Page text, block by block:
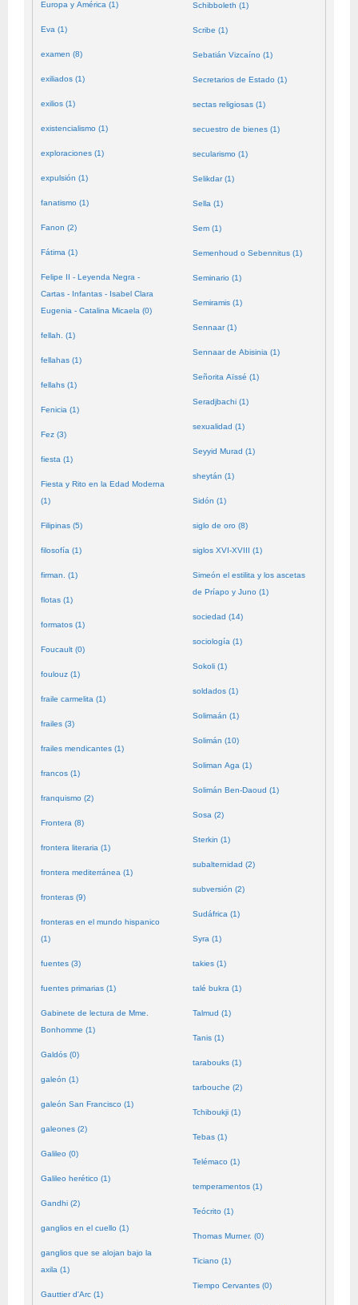
Europa y América (1)
Eva (1)
examen (8)
exiliados (1)
exilios (1)
existencialismo (1)
exploraciones (1)
expulsión (1)
fanatismo (1)
Fanon (2)
Fátima (1)
Felipe II - Leyenda Negra -
Cartas - Infantas - Isabel Clara
Eugenia - Catalina Micaela (0)
fellah. (1)
fellahas (1)
fellahs (1)
Fenicia (1)
Fez (3)
fiesta (1)
Fiesta y Rito en la Edad Moderna
(1)
Filipinas (5)
filosofía (1)
firman. (1)
flotas (1)
formatos (1)
Foucault (0)
foulouz (1)
fraile carmelita (1)
frailes (3)
frailes mendicantes (1)
francos (1)
franquismo (2)
Frontera (8)
frontera literaria (1)
frontera mediterránea (1)
fronteras (9)
fronteras en el mundo hispanico
(1)
fuentes (3)
fuentes primarias (1)
Gabinete de lectura de Mme.
Bonhomme (1)
Galdós (0)
galeón (1)
galeón San Francisco (1)
galeones (2)
Galileo (0)
Galileo herético (1)
Gandhi (2)
ganglios en el cuello (1)
ganglios que se alojan bajo la
axila (1)
Gauttier d'Arc (1)
Schibboleth (1)
Scribe (1)
Sebatián Vizcaíno (1)
Secretarios de Estado (1)
sectas religiosas (1)
secuestro de bienes (1)
secularismo (1)
Selikdar (1)
Sella (1)
Sem (1)
Semenhoud o Sebennitus (1)
Seminario (1)
Semiramis (1)
Sennaar (1)
Sennaar de Abisinia (1)
Señorita Aïssé (1)
Seradjbachi (1)
sexualidad (1)
Seyyid Murad (1)
sheytán (1)
Sidón (1)
siglo de oro (8)
siglos XVI-XVIII (1)
Simeón el estilita y los ascetas
de Príapo y Juno (1)
sociedad (14)
sociología (1)
Sokoli (1)
soldados (1)
Solimaán (1)
Solimán (10)
Soliman Aga (1)
Solimán Ben-Daoud (1)
Sosa (2)
Sterkin (1)
subalternidad (2)
subversión (2)
Sudáfrica (1)
Syra (1)
takies (1)
talé bukra (1)
Talmud (1)
Tanis (1)
tarabouks (1)
tarbouche (2)
Tchiboukji (1)
Tebas (1)
Telémaco (1)
temperamentos (1)
Teócrito (1)
Thomas Murner. (0)
Ticiano (1)
Tiempo Cervantes (0)